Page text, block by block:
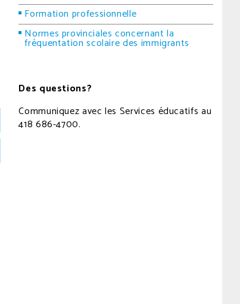
Formation professionnelle
Normes provinciales concernant la
fréquentation scolaire des immigrants
Des questions?
Communiquez avec les Services éducatifs au
418 686-4700.